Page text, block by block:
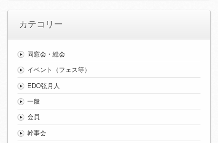
カテコリー
同窓会・総会
イベント（フェス等）
EDO弦月人
一般
会員
幹事会